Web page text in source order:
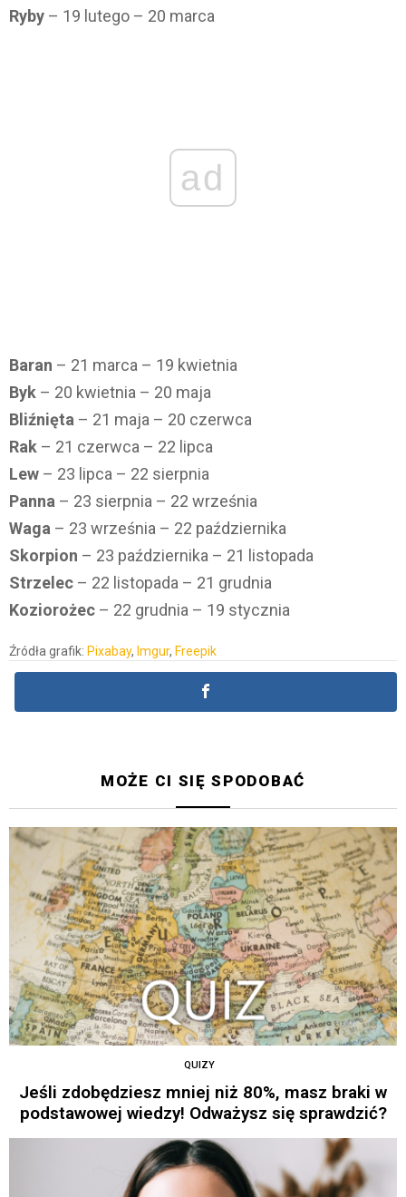
Ryby – 19 lutego – 20 marca
ad
Baran – 21 marca – 19 kwietnia
Byk – 20 kwietnia – 20 maja
Bliźnięta – 21 maja – 20 czerwca
Rak – 21 czerwca – 22 lipca
Lew – 23 lipca – 22 sierpnia
Panna – 23 sierpnia – 22 września
Waga – 23 września – 22 października
Skorpion – 23 października – 21 listopada
Strzelec – 22 listopada – 21 grudnia
Koziorożec – 22 grudnia – 19 stycznia
Źródła grafik: Pixabay, Imgur, Freepik
MOŻE CI SIĘ SPODOBAĆ
QUIZY
Jeśli zdobędziesz mniej niż 80%, masz braki w
podstawowej wiedzy! Odważysz się sprawdzić?